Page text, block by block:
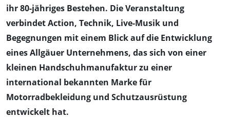
ihr 80-jähriges Bestehen. Die Veranstaltung
verbindet Action, Technik, Live-Musik und
Begegnungen mit einem Blick auf die Entwicklung
eines Allgäuer Unternehmens, das sich von einer
kleinen Handschuhmanufaktur zu einer
international bekannten Marke für
Motorradbekleidung und Schutzausrüstung
entwickelt hat.